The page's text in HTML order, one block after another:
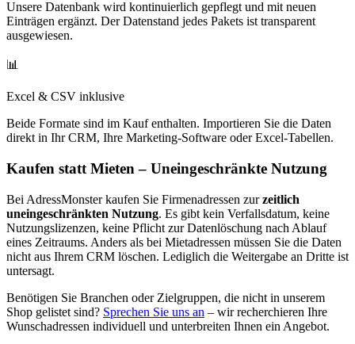
Unsere Datenbank wird kontinuierlich gepflegt und mit neuen
Einträgen ergänzt. Der Datenstand jedes Pakets ist transparent
ausgewiesen.
📊
Excel & CSV inklusive
Beide Formate sind im Kauf enthalten. Importieren Sie die Daten
direkt in Ihr CRM, Ihre Marketing-Software oder Excel-Tabellen.
Kaufen statt Mieten – Uneingeschränkte Nutzung
Bei AdressMonster kaufen Sie Firmenadressen zur zeitlich
uneingeschränkten Nutzung. Es gibt kein Verfallsdatum, keine
Nutzungslizenzen, keine Pflicht zur Datenlöschung nach Ablauf
eines Zeitraums. Anders als bei Mietadressen müssen Sie die Daten
nicht aus Ihrem CRM löschen. Lediglich die Weitergabe an Dritte ist
untersagt.
Benötigen Sie Branchen oder Zielgruppen, die nicht in unserem
Shop gelistet sind? Sprechen Sie uns an – wir recherchieren Ihre
Wunschadressen individuell und unterbreiten Ihnen ein Angebot.